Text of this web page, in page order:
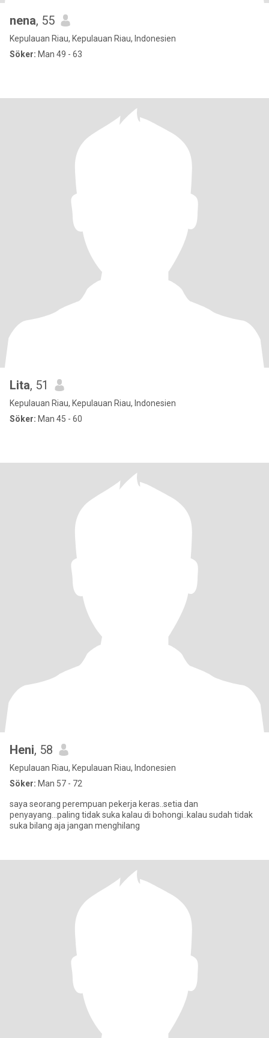
nena, 55
Kepulauan Riau, Kepulauan Riau, Indonesien
Söker: Man 49 - 63
Lita, 51
Kepulauan Riau, Kepulauan Riau, Indonesien
Söker: Man 45 - 60
Heni, 58
Kepulauan Riau, Kepulauan Riau, Indonesien
Söker: Man 57 - 72
saya seorang perempuan pekerja keras..setia dan
penyayang...paling tidak suka kalau di bohongi..kalau sudah tidak
suka bilang aja jangan menghilang